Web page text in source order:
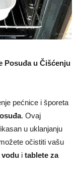
Posuđa u Čišćenju
pećnice i šporeta
. Ovaj
u uklanjanju
očistiti vašu
i tablete za